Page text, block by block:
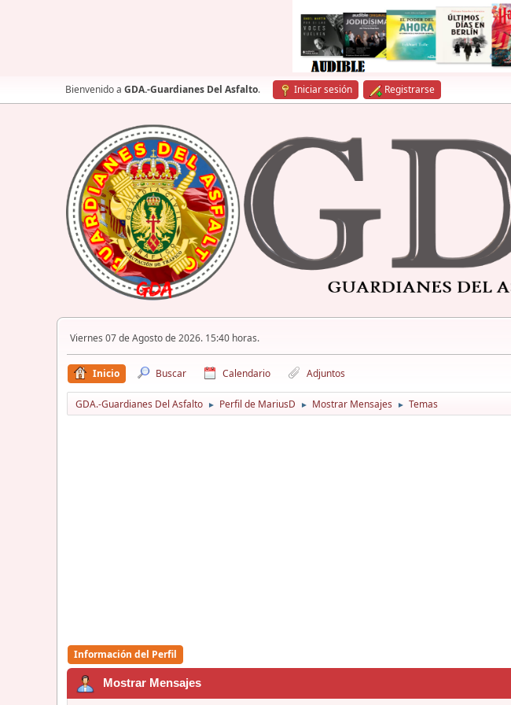
Bienvenido a GDA.-Guardianes Del Asfalto. Iniciar sesión Registrarse
Viernes 07 de Agosto de 2026. 15:40 horas.
Inicio Buscar Calendario Adjuntos
GDA.-Guardianes Del Asfalto ► Perfil de MariusD ► Mostrar Mensajes ► Temas
Información del Perfil
Mostrar Mensajes